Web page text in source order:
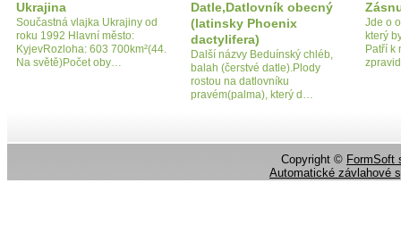
Ukrajina
Součastná vlajka Ukrajiny od
roku 1992 Hlavní město:
KyjevRozloha: 603 700km²(44.
Na světě)Počet oby…
Datle,Datlovník obecný
(latinsky Phoenix
dactylifera)
Další názvy Beduínský chléb,
balah (čerstvé datle).Plody
rostou na datlovníku
pravém(palma), který d…
Jde o
který
Patří k
Copyright © FormSoft
Automatické závlahové